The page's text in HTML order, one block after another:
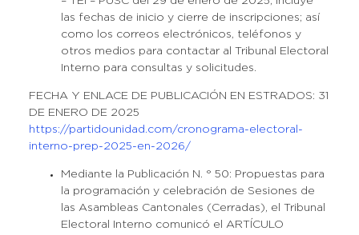
las fechas de inicio y cierre de inscripciones; así
como los correos electrónicos, teléfonos y
otros medios para contactar al Tribunal Electoral
Interno para consultas y solicitudes.
FECHA Y ENLACE DE PUBLICACIÓN EN ESTRADOS: 31
DE ENERO DE 2025
https://partidounidad.com/cronograma-electoral-
interno-prep-2025-en-2026/
Mediante la Publicación N. ° 50: Propuestas para
la programación y celebración de Sesiones de
las Asambleas Cantonales (Cerradas), el Tribunal
Electoral Interno comunicó el ARTÍCULO